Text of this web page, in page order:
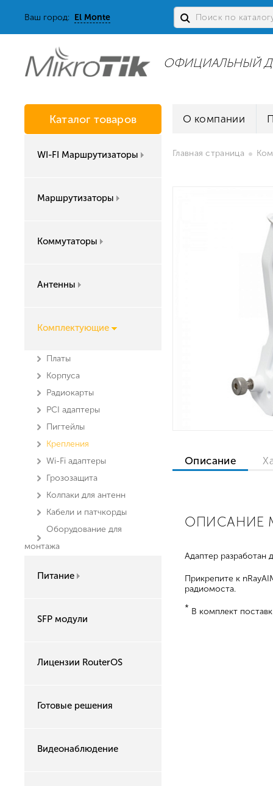
Ваш город: El Monte
ОФИЦИАЛЬНЫЙ
Каталог товаров
WI-FI Маршрутизаторы
Маршрутизаторы
Коммутаторы
Антенны
Комплектующие
Платы
Корпуса
Радиокарты
PCI адаптеры
Пигтейлы
Крепления
Wi-Fi адаптеры
Грозозащита
Колпаки для антенн
Кабели и патчкорды
Оборудование для
монтажа
Питание
SFP модули
Лицензии RouterOS
Готовые решения
Видеонаблюдение
О компании
Главная страница
Описание
ОПИСАНИЕ
Адаптер разработан
Прикрепите к
радиомоста.
* В комплект